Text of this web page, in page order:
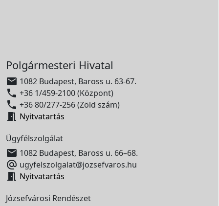
Polgármesteri Hivatal
 1082 Budapest, Baross u. 63-67.
 +36 1/459-2100 (Központ)
 +36 80/277-256 (Zöld szám)
 Nyitvatartás
Ügyfélszolgálat
 1082 Budapest, Baross u. 66–68.
 ugyfelszolgalat@jozsefvaros.hu
 Nyitvatartás
Józsefvárosi Rendészet